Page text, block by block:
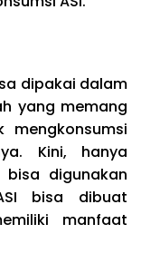
dipakai dalam
yang memang
mengkonsumsi
Kini, hanya
bisa digunakan
bisa dibuat
manfaat